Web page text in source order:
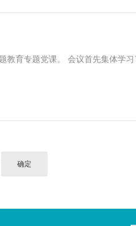
教育专题党课。 会议首先集体学